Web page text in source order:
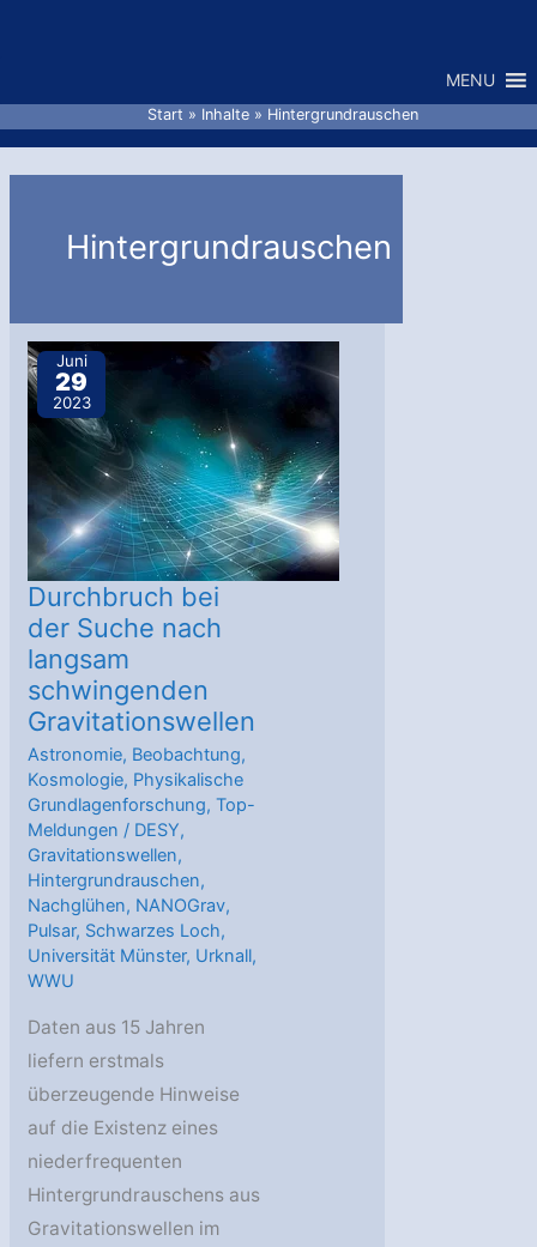
MENU
Start Inhalte Hintergrundrauschen
Hintergrundrauschen
Juni
29
2023
Durchbruch bei
der Suche nach
langsam
schwingenden
Gravitationswellen
Astronomie, Beobachtung,
Kosmologie, Physikalische
Grundlagenforschung,Top-
Meldungen / DESY,
Gravitationswellen,
Hintergrundrauschen,
Nachglühen, NANOGrav,
Pulsar, Schwarzes Loch,
Universität Münster, Urknall,
WWU
Daten aus 15 Jahren
liefern erstmals
überzeugende Hinweise
auf die Existenz eines
niederfrequenten
Hintergrundrauschens aus
Gravitationswellen im